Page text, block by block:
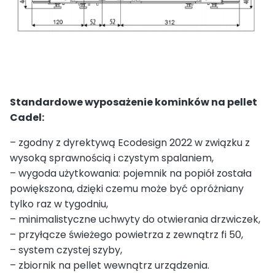
Standardowe wyposażenie kominków na pellet
Cadel:
– zgodny z dyrektywą Ecodesign 2022 w związku z
wysoką sprawnością i czystym spalaniem,
– wygoda użytkowania: pojemnik na popiół została
powiększona, dzięki czemu może być opróżniany
tylko raz w tygodniu,
– minimalistyczne uchwyty do otwierania drzwiczek,
– przyłącze świeżego powietrza z zewnątrz fi 50,
– system czystej szyby,
– zbiornik na pellet wewnątrz urządzenia.